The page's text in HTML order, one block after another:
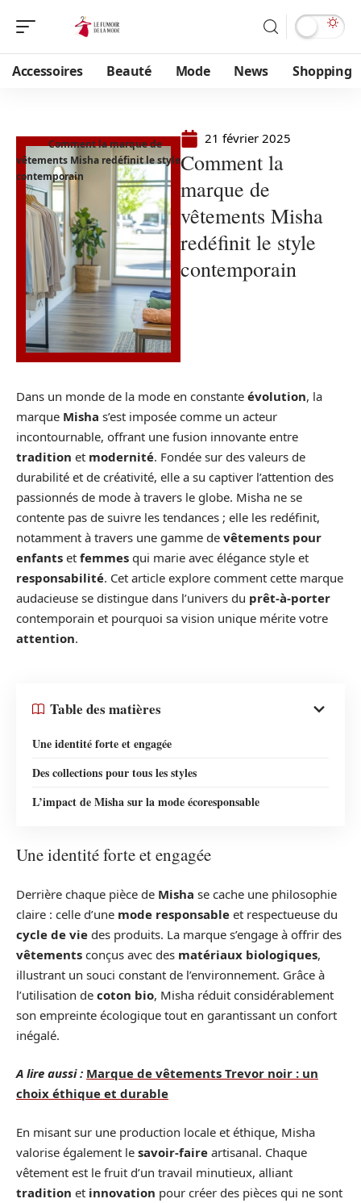
Accessoires Beauté Mode News Shopping
Comment la marque de
vêtements Misha redéfinit le style
contemporain
21 février 2025
Comment la
marque de
vêtements Misha
redéfinit le style
contemporain
Dans un monde de la mode en constante évolution, la
marque Misha s’est imposée comme un acteur
incontournable, offrant une fusion innovante entre
tradition et modernité. Fondée sur des valeurs de
durabilité et de créativité, elle a su captiver l’attention des
passionnés de mode à travers le globe. Misha ne se
contente pas de suivre les tendances ; elle les redéfinit,
notamment à travers une gamme de vêtements pour
enfants et femmes qui marie avec élégance style et
responsabilité. Cet article explore comment cette marque
audacieuse se distingue dans l’univers du prêt-à-porter
contemporain et pourquoi sa vision unique mérite votre
attention.
Table des matières
Une identité forte et engagée
Des collections pour tous les styles
L’impact de Misha sur la mode écoresponsable
Une identité forte et engagée
Derrière chaque pièce de Misha se cache une philosophie
claire : celle d’une mode responsable et respectueuse du
cycle de vie des produits. La marque s’engage à offrir des
vêtements conçus avec des matériaux biologiques,
illustrant un souci constant de l’environnement. Grâce à
l’utilisation de coton bio, Misha réduit considérablement
son empreinte écologique tout en garantissant un confort
inégalé.
A lire aussi : Marque de vêtements Trevor noir : un
choix éthique et durable
En misant sur une production locale et éthique, Misha
valorise également le savoir-faire artisanal. Chaque
vêtement est le fruit d’un travail minutieux, alliant
tradition et innovation pour créer des pièces qui ne sont